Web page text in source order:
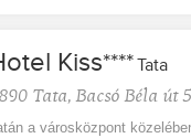
Kiss****Tata
Tata, Bacsó Béla út
a városközpont